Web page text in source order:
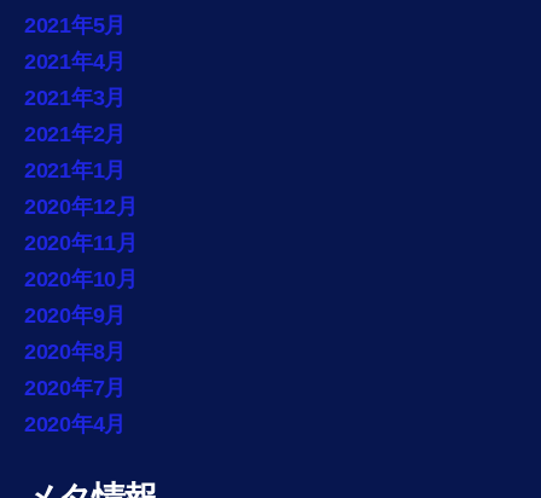
2021年5月
2021年4月
2021年3月
2021年2月
2021年1月
2020年12月
2020年11月
2020年10月
2020年9月
2020年8月
2020年7月
2020年4月